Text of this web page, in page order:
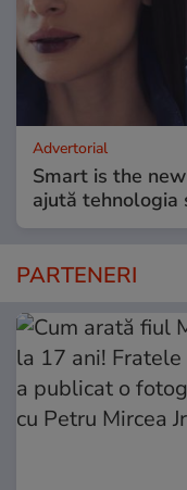
Advertorial
Smart is the
ajută tehnologia
PARTENERI